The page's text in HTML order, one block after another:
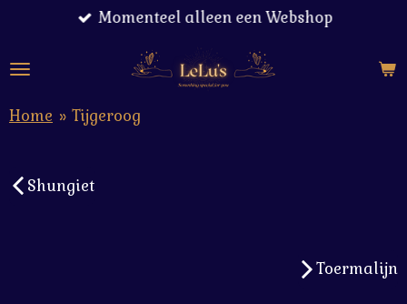
naar
hoofdinhoud
Momenteel alleen een Webshop
Home » Tijgeroog
Shungiet
Toermalijn